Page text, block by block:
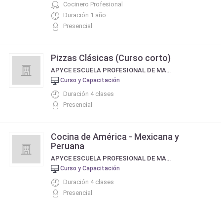
Cocinero Profesional
Duración 1 año
Presencial
Pizzas Clásicas (Curso corto)
APYCE ESCUELA PROFESIONAL DE MAESTROS PIZZEROS EMPANADEROS Y COCINEROS
Curso y Capacitación
Duración 4 clases
Presencial
Cocina de América - Mexicana y
Peruana
APYCE ESCUELA PROFESIONAL DE MAESTROS PIZZEROS EMPANADEROS Y COCINEROS
Curso y Capacitación
Duración 4 clases
Presencial